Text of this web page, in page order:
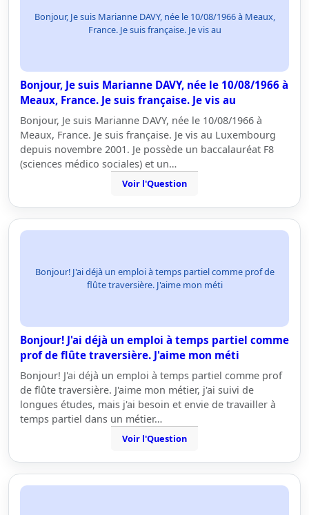
Bonjour, Je suis Marianne DAVY, née le 10/08/1966 à Meaux,
France. Je suis française. Je vis au
Bonjour, Je suis Marianne DAVY, née le 10/08/1966 à
Meaux, France. Je suis française. Je vis au
Bonjour, Je suis Marianne DAVY, née le 10/08/1966 à
Meaux, France. Je suis française. Je vis au Luxembourg
depuis novembre 2001. Je possède un baccalauréat F8
(sciences médico sociales) et un…
Voir l'Question
Bonjour! J'ai déjà un emploi à temps partiel comme prof de
flûte traversière. J'aime mon méti
Bonjour! J'ai déjà un emploi à temps partiel comme
prof de flûte traversière. J'aime mon méti
Bonjour! J'ai déjà un emploi à temps partiel comme prof
de flûte traversière. J'aime mon métier, j'ai suivi de
longues études, mais j'ai besoin et envie de travailler à
temps partiel dans un métier…
Voir l'Question